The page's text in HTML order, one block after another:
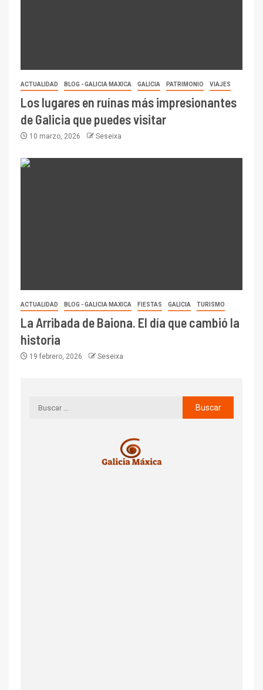
ACTUALIDAD BLOG - GALICIA MAXICA GALICIA PATRIMONIO VIAJES
Los lugares en ruínas más impresionantes
de Galicia que puedes visitar
10 marzo, 2026 Seseixa
ACTUALIDAD BLOG - GALICIA MAXICA FIESTAS GALICIA TURISMO
La Arribada de Baiona. El día que cambió la
historia
19 febrero, 2026 Seseixa